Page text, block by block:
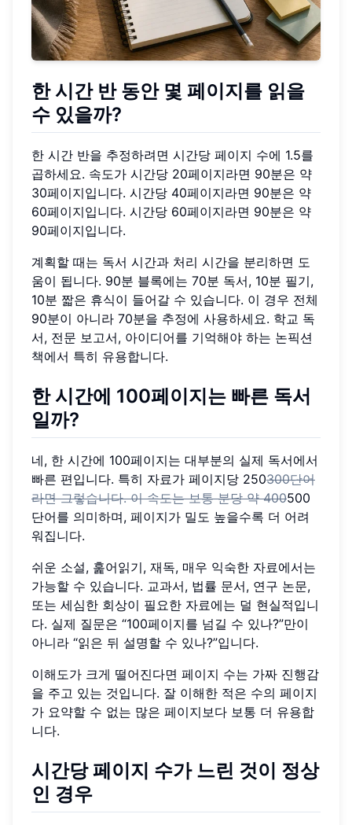
한 시간 반 동안 몇 페이지를 읽을
수 있을까?
한 시간 반을 추정하려면 시간당 페이지 수에 1.5를
곱하세요. 속도가 시간당 20페이지라면 90분은 약
30페이지입니다. 시간당 40페이지라면 90분은 약
60페이지입니다. 시간당 60페이지라면 90분은 약
90페이지입니다.
계획할 때는 독서 시간과 처리 시간을 분리하면 도
움이 됩니다. 90분 블록에는 70분 독서, 10분 필기,
10분 짧은 휴식이 들어갈 수 있습니다. 이 경우 전체
90분이 아니라 70분을 추정에 사용하세요. 학교 독
서, 전문 보고서, 아이디어를 기억해야 하는 논픽션
책에서 특히 유용합니다.
한 시간에 100페이지는 빠른 독서
일까?
네, 한 시간에 100페이지는 대부분의 실제 독서에서
빠른 편입니다. 특히 자료가 페이지당 250300단어
라면 그렇습니다. 이 속도는 보통 분당 약 400500
단어를 의미하며, 페이지가 밀도 높을수록 더 어려
워집니다.
쉬운 소설, 훑어읽기, 재독, 매우 익숙한 자료에서는
가능할 수 있습니다. 교과서, 법률 문서, 연구 논문,
또는 세심한 회상이 필요한 자료에는 덜 현실적입니
다. 실제 질문은 “100페이지를 넘길 수 있나?”만이
아니라 “읽은 뒤 설명할 수 있나?”입니다.
이해도가 크게 떨어진다면 페이지 수는 가짜 진행감
을 주고 있는 것입니다. 잘 이해한 적은 수의 페이지
가 요약할 수 없는 많은 페이지보다 보통 더 유용합
니다.
시간당 페이지 수가 느린 것이 정상
인 경우